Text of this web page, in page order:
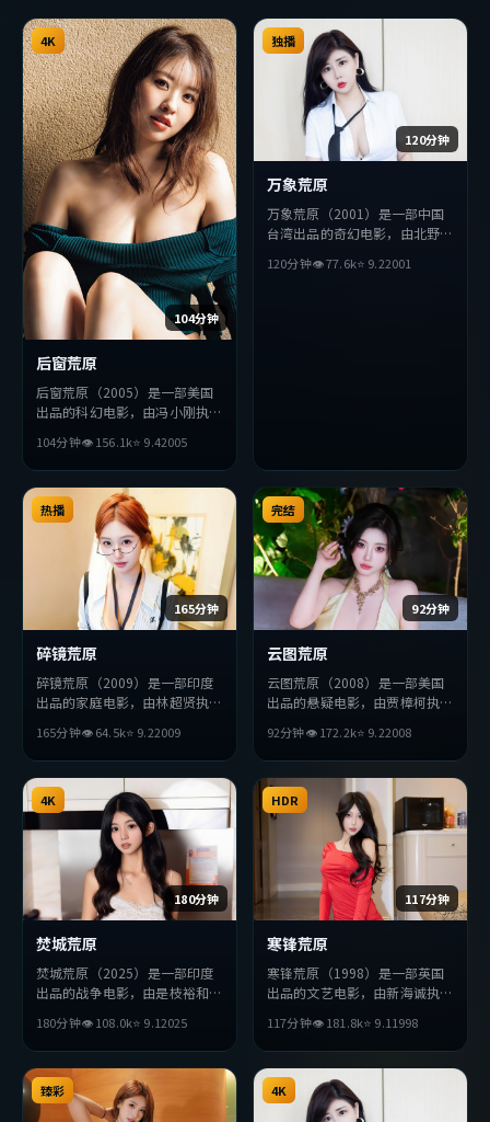
104分钟
4K
后窗荒原
后窗荒原（2005）是一部美国
出品的科幻电影，由冯小刚执
主演。影片在叙事与视听上力求
突破，探讨人性与抉择，节奏张
弛有度，适合喜欢该类型的观众
完整观看。
104分钟👁156.1k⭐ 9.42005
120分钟
独播
万象荒原
万象荒原（2001）是一部中国
台湾出品的奇幻电影，由北野武
·哈迪等主演。影片在叙事与
120分钟👁77.6k⭐ 9.22001
165分钟
热播
碎镜荒原
碎镜荒原（2009）是一部印度
出品的家庭电影，由林超贤执
等主演。影片在叙事与视听上力
求突破，探讨人性与抉择，节奏
张弛有度，适合喜欢该类型的观
众完整观看。
165分钟👁64.5k⭐ 9.22009
92分钟
完结
云图荒原
云图荒原（2008）是一部美国
出品的悬疑电影，由贾樟柯执
伟、李秉宪等主演。影片在叙事
与视听上力求突破，探讨人性与
抉择，节奏张弛有度，适合喜欢
该类型的观众完整观看。
92分钟👁172.2k⭐ 9.22008
180分钟
4K
焚城荒原
焚城荒原（2025）是一部印度
出品的战争电影，由是枝裕和执
演。影片在叙事与视听上力求突
破，探讨人性与抉择，节奏张弛
有度，适合喜欢该类型的观众完
整观看。
180分钟👁108.0k⭐ 9.12025
117分钟
HDR
寒锋荒原
寒锋荒原（1998）是一部英国
出品的文艺电影，由新海诚执
主演。影片在叙事与视听上力求
突破，探讨人性与抉择，节奏张
弛有度，适合喜欢该类型的观众
完整观看。
117分钟👁181.8k⭐ 9.11998
臻彩 4K